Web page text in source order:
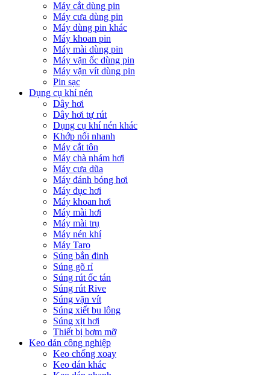
Máy cắt dùng pin
Máy cưa dùng pin
Máy dùng pin khác
Máy khoan pin
Máy mài dùng pin
Máy vặn ốc dùng pin
Máy vặn vít dùng pin
Pin sạc
Dụng cụ khí nén
Dây hơi
Dây hơi tự rút
Dụng cụ khí nén khác
Khớp nối nhanh
Máy cắt tôn
Máy chà nhám hơi
Máy cưa dũa
Máy đánh bóng hơi
Máy đục hơi
Máy khoan hơi
Máy mài hơi
Máy mài trụ
Máy nén khí
Máy Taro
Súng bắn đinh
Súng gõ rỉ
Súng rút ốc tán
Súng rút Rive
Súng vặn vít
Súng xiết bu lông
Súng xịt hơi
Thiết bị bơm mỡ
Keo dán công nghiệp
Keo chống xoay
Keo dán khác